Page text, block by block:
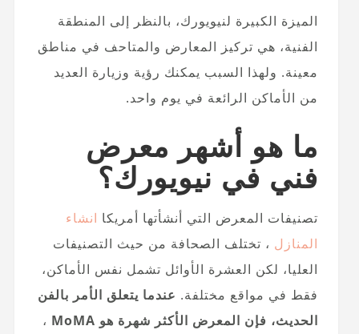
الميزة الكبيرة لنيويورك، بالنظر إلى المنطقة
الفنية، هي تركيز المعارض والمتاحف في مناطق
معينة. ولهذا السبب يمكنك رؤية وزيارة العديد
من الأماكن الرائعة في يوم واحد.
ما هو أشهر معرض
فني في نيويورك؟
تصنيفات المعرض التي أنشأتها أمريكا انشاء
المنازل ، تختلف الصحافة من حيث التصنيفات
العليا، لكن العشرة الأوائل تشمل نفس الأماكن،
فقط في مواقع مختلفة. عندما يتعلق الأمر بالفن
الحديث، فإن المعرض الأكثر شهرة هو MoMA
،